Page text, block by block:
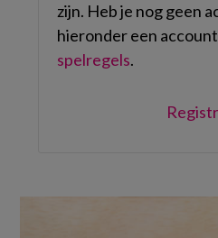
zijn. Heb je nog geen
hieronder een account
spelregels.